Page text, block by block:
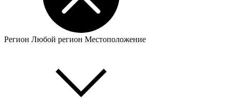
Регион Любой регион Местоположение